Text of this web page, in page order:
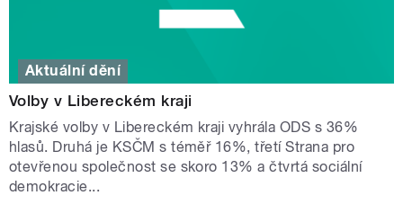
Aktuální dění
Volby v Libereckém kraji
Krajské volby v Libereckém kraji vyhrála ODS s 36%
hlasů. Druhá je KSČM s téměř 16%, třetí Strana pro
otevřenou společnost se skoro 13% a čtvrtá sociální
demokracie...